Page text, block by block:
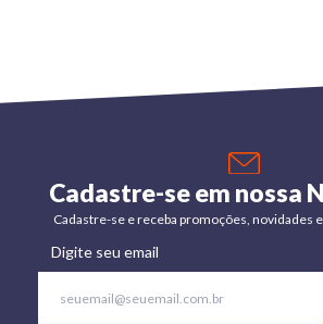
Cadastre-se em nossa
Cadastre-se e receba promoções, novidades
Digite seu email